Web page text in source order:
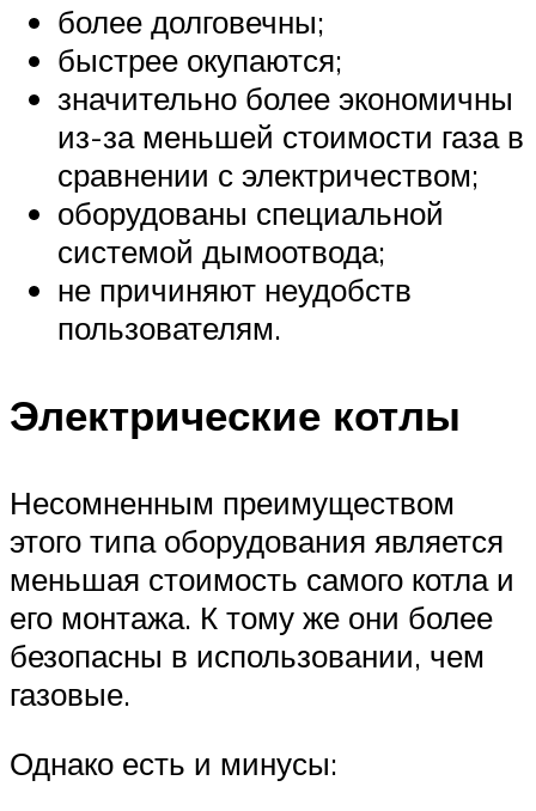
более долговечны;
быстрее окупаются;
значительно более экономичны
из-за меньшей стоимости газа в
сравнении с электричеством;
оборудованы специальной
системой дымоотвода;
не причиняют неудобств
пользователям.
Электрические котлы
Несомненным преимуществом
этого типа оборудования является
меньшая стоимость самого котла и
его монтажа. К тому же они более
безопасны в использовании, чем
газовые.
Однако есть и минусы: